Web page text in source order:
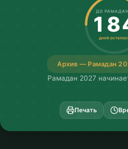
Архив — Рамадан
ДО
дней
Рамадан 2027
Печать